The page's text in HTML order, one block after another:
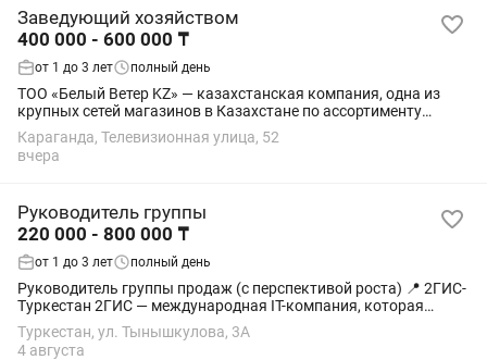
Заведующий хозяйством
400 000 - 600 000 ₸
от 1 до 3 лет полный день
ТОО «Белый Ветер KZ» — казахстанская компания, одна из
крупных сетей магазинов в Казахстане по ассортименту
цифровой техники, основанная в 2000 году. Мы ищем
сотрудника, который ответственно...
Караганда, Телевизионная улица, 52
вчера
Руководитель группы
220 000 - 800 000 ₸
от 1 до 3 лет полный день
Руководитель группы продаж (с перспективой роста) 📍 2ГИС-
Туркестан 2ГИС — международная IT-компания, которая
помогает бизнесу привлекать клиентов с помощью
современных рекламных решений. Что мы...
Туркестан, ул. Тынышкулова, 3А
4 августа